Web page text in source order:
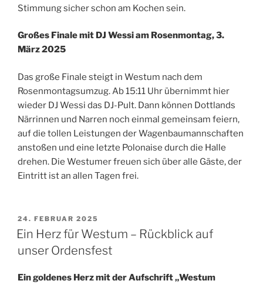
Stimmung sicher schon am Kochen sein.
Großes Finale mit DJ Wessi am Rosenmontag, 3.
März 2025
Das große Finale steigt in Westum nach dem
Rosenmontagsumzug. Ab 15:11 Uhr übernimmt hier
wieder DJ Wessi das DJ-Pult. Dann können Dottlands
Närrinnen und Narren noch einmal gemeinsam feiern,
auf die tollen Leistungen der Wagenbaumannschaften
anstoßen und eine letzte Polonaise durch die Halle
drehen. Die Westumer freuen sich über alle Gäste, der
Eintritt ist an allen Tagen frei.
VERÖFFENTLICHT
AM
24. FEBRUAR 2025
Ein Herz für Westum – Rückblick auf
unser Ordensfest
Ein goldenes Herz mit der Aufschrift „Westum